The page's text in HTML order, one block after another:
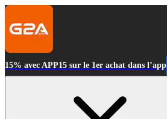
15% avec APP15 sur le 1er achat dans l’app